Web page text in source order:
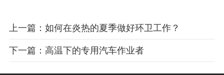
上一篇：如何在炎热的夏季做好环卫工作？
下一篇：高温下的专用汽车作业者